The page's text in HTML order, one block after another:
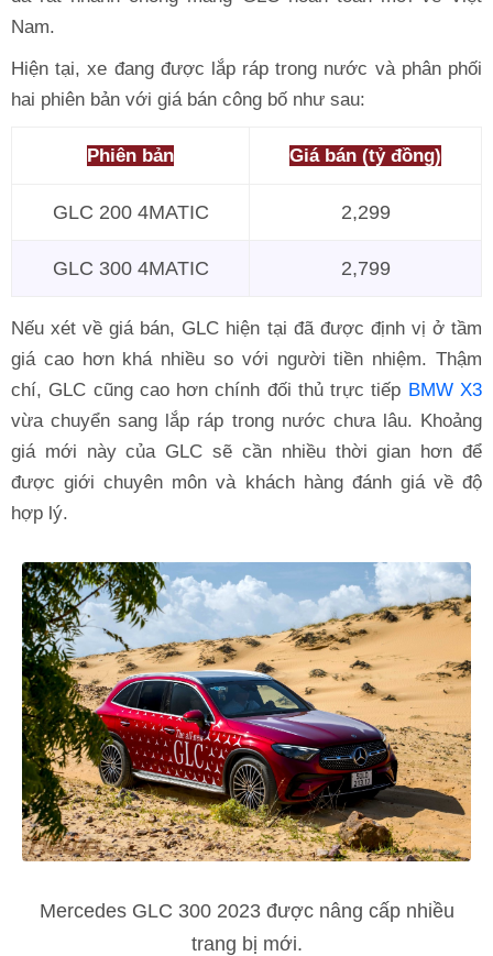
Nam.
Hiện tại, xe đang được lắp ráp trong nước và phân phối
hai phiên bản với giá bán công bố như sau:
Phiên bản Giá bán (tỷ đồng)
GLC 200 4MATIC 2,299
GLC 300 4MATIC 2,799
Nếu xét về giá bán, GLC hiện tại đã được định vị ở tầm
giá cao hơn khá nhiều so với người tiền nhiệm. Thậm
chí, GLC cũng cao hơn chính đối thủ trực tiếp BMW X3
vừa chuyển sang lắp ráp trong nước chưa lâu. Khoảng
giá mới này của GLC sẽ cần nhiều thời gian hơn để
được giới chuyên môn và khách hàng đánh giá về độ
hợp lý.
Mercedes GLC 300 2023 được nâng cấp nhiều
trang bị mới.